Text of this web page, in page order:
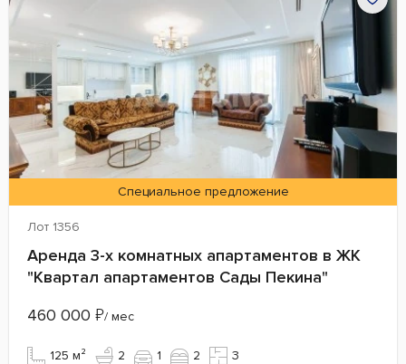
Специальное предложение
Лот 1356
Аренда 3-х комнатных апартаментов в ЖК
"Квартал апартаментов Сады Пекина"
460 000 ₽/ мес
125 м² 2 1 2 3